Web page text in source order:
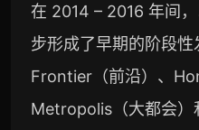
在 2014 – 2016 年间
步形成了早期的阶段
Frontier（前沿）、
Metropolis（大都会